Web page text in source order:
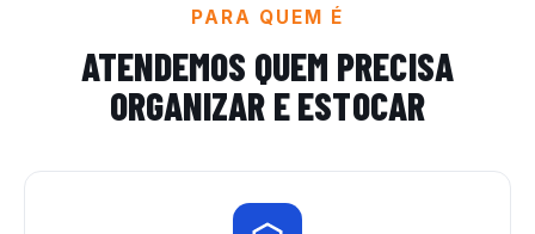
PARA QUEM É
ATENDEMOS QUEM PRECISA
ORGANIZAR E ESTOCAR